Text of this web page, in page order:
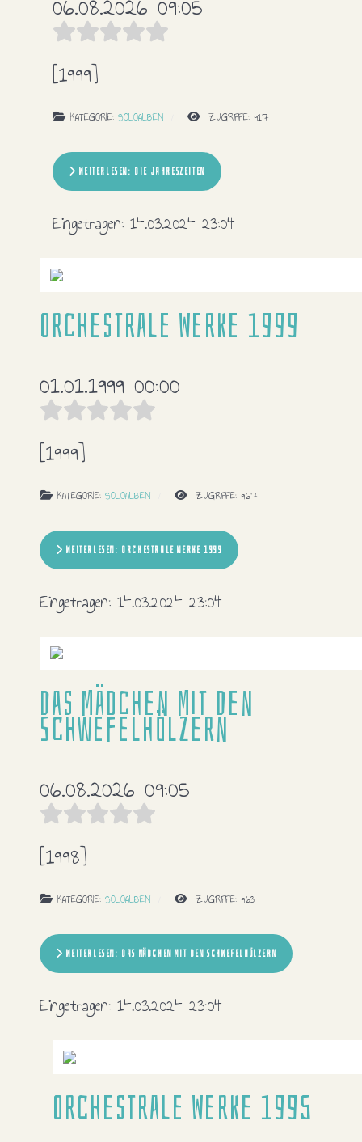
[1999]
KATEGORIE: SOLOALBEN ZUGRIFFE: 917
WEITERLESEN: DIE JAHRESZEITEN
Eingetragen: 14.03.2024 23:04
Orchestrale Werke 1999
01.01.1999 00:00
[1999]
KATEGORIE: SOLOALBEN ZUGRIFFE: 967
WEITERLESEN: ORCHESTRALE WERKE 1999
Eingetragen: 14.03.2024 23:04
Das Mädchen Mit Den
Schwefelhölzern
06.08.2026 09:05
[1998]
KATEGORIE: SOLOALBEN ZUGRIFFE: 963
WEITERLESEN: DAS MÄDCHEN MIT DEN SCHWEFELHÖLZERN
Eingetragen: 14.03.2024 23:04
Orchestrale Werke 1995